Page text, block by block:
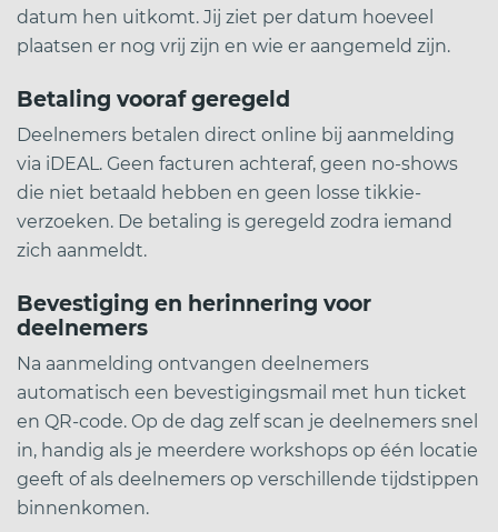
datum hen uitkomt. Jij ziet per datum hoeveel
plaatsen er nog vrij zijn en wie er aangemeld zijn.
Betaling vooraf geregeld
Deelnemers betalen direct online bij aanmelding
via iDEAL. Geen facturen achteraf, geen no-shows
die niet betaald hebben en geen losse tikkie-
verzoeken. De betaling is geregeld zodra iemand
zich aanmeldt.
Bevestiging en herinnering voor
deelnemers
Na aanmelding ontvangen deelnemers
automatisch een bevestigingsmail met hun ticket
en QR-code. Op de dag zelf scan je deelnemers snel
in, handig als je meerdere workshops op één locatie
geeft of als deelnemers op verschillende tijdstippen
binnenkomen.